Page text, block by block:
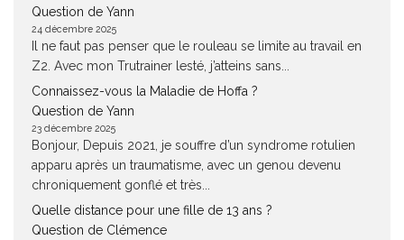
Question de Yann
24 décembre 2025
Il ne faut pas penser que le rouleau se limite au travail en
Z2. Avec mon Trutrainer lesté, j’atteins sans...
Connaissez-vous la Maladie de Hoffa ?
Question de Yann
23 décembre 2025
Bonjour, Depuis 2021, je souffre d’un syndrome rotulien
apparu après un traumatisme, avec un genou devenu
chroniquement gonflé et très...
Quelle distance pour une fille de 13 ans ?
Question de Clémence